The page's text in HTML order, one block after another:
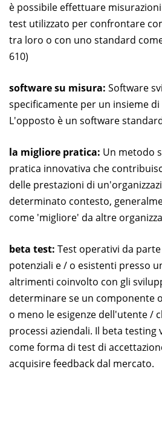
è possibile effettuare
test utilizzato per confrontare
tra loro o con uno standard come
610)
software su misura: Software
specificamente per un insieme
L'opposto è un software
la migliore pratica: Un metodo
pratica innovativa che
delle prestazioni di
determinato contesto,
come 'migliore' da altre
beta test: Test operativi da
potenziali e / o esistenti presso
altrimenti coinvolto con gli
determinare se un componente
o meno le esigenze dell'utente /
processi aziendali. Il beta testing
come forma di test di
acquisire feedback dal mercato.